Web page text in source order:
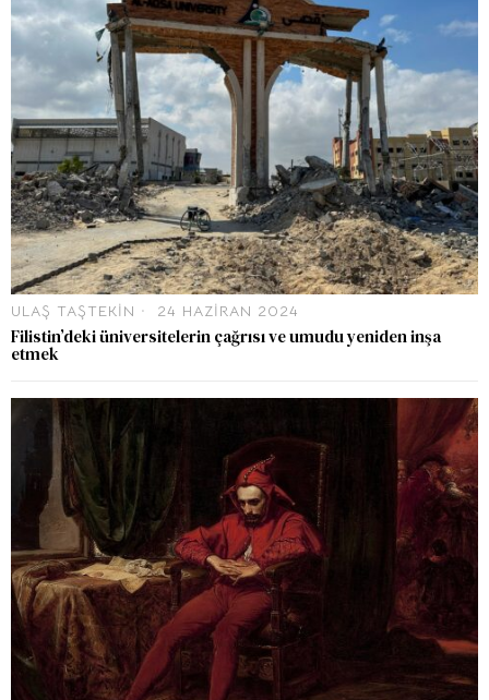
ULAŞ TAŞTEKIN 24 HAZIRAN 2024
Filistin’deki üniversitelerin çağrısı ve umudu yeniden inşa
etmek